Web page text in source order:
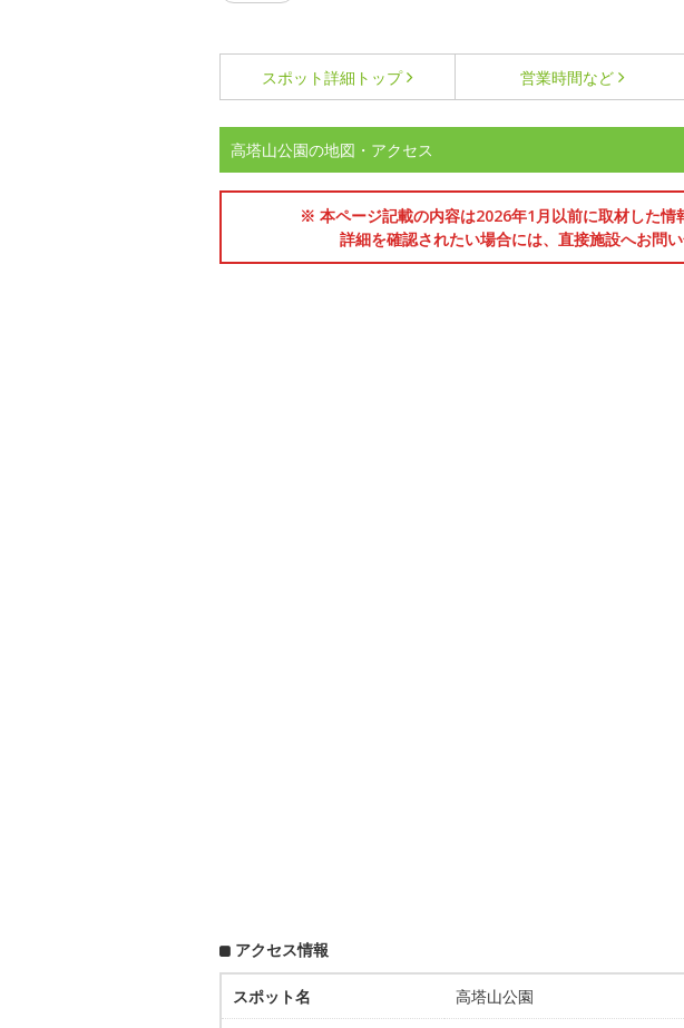
スポット詳細 トップ 営業時間など
高塔山公園の地図・アクセス
※ 本ページ記載の内容は2026年1月以前に取材した情
詳細を確認されたい場合には、直接施設へお問い
アクセス情報
スポット名 高塔山公園